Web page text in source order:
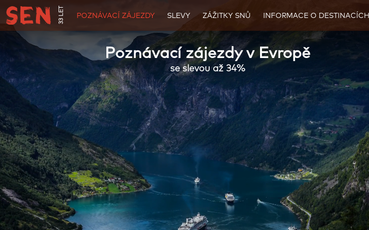
33 LET POZNÁVACÍ ZÁJEZDY SLEVY ZÁŽITKY SNŮ INFORMACE O DESTINACÍCH
Poznávací zájezdy v Evropě
se slevou až 34%